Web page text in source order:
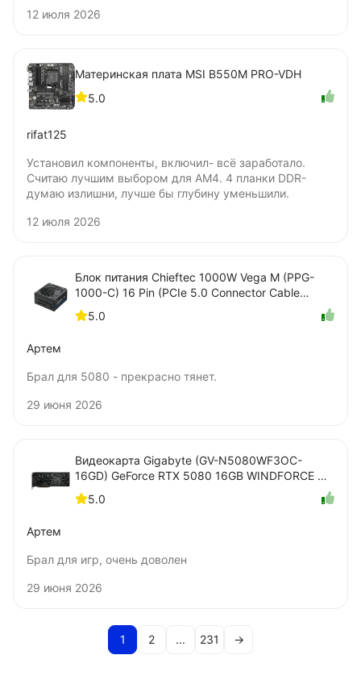
только, бумажную наклейку нужно удалять для
12 июля 2026
Материнская плата MSI B550M PRO-VDH
5.0
rifat125
Установил компоненты, включил- всё заработало.
Считаю лучшим выбором для AM4. 4 планки DDR-
думаю излишни, лучше бы глубину уменьшили.
12 июля 2026
Блок питания Chieftec 1000W Vega M (PPG-
1000-C) 16 Pin (PCIe 5.0 Connector Cable
Details)
5.0
Артем
Брал для 5080 - прекрасно тянет.
29 июня 2026
Видеокарта Gigabyte (GV-N5080WF3OC-
16GD) GeForce RTX 5080 16GB WINDFORCE OC
SFF
5.0
Артем
Брал для игр, очень доволен
29 июня 2026
1 2 ... 231 →